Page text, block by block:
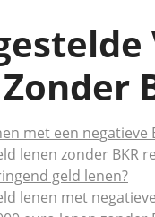
met een negatieve
lenen zonder BKR
geld lenen?
lenen met